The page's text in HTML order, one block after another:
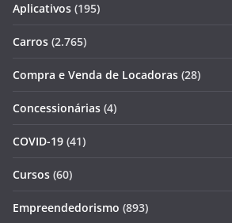
Aplicativos (195)
Carros (2.765)
Compra e Venda de Locadoras (28)
Concessionárias (4)
COVID-19 (41)
Cursos (60)
Empreendedorismo (893)